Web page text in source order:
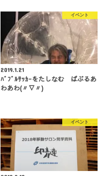
イベント
2019.1.21
ﾊﾞﾌﾞﾙｻｯｶｰをたしなむ ばぶるあ
わあわ(〃∇〃)
イベント